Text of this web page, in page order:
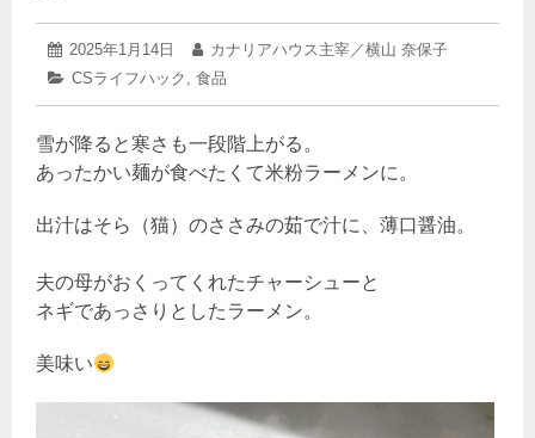
投
稿
2025年1月14日
2025
年
1
月
日
投
稿
カナリアハウス主宰／横山 奈保子
カ
リ
ー:
CSライフハック , 食品
雪が降ると寒さも一段階上がる。
あったかい麺が食べたくて米粉ラーメンに。
出汁はそら（猫）のささみの茹で汁に、薄口醤油。
夫の母がおくってくれたチャーシューと
ネギであっさりとしたラーメン。
美味い